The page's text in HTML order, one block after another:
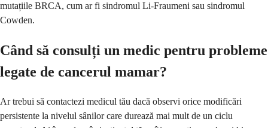
mutațiile BRCA, cum ar fi sindromul Li-Fraumeni sau sindromul
Cowden.
Când să consulți un medic pentru probleme
legate de cancerul mamar?
Ar trebui să contactezi medicul tău dacă observi orice modificări
persistente la nivelul sânilor care durează mai mult de un ciclu